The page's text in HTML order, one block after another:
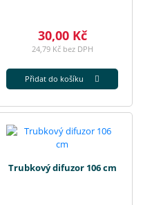
30,00 Kč
24,79 Kč bez DPH
Přidat do košíku
Trubkový difuzor 106 cm